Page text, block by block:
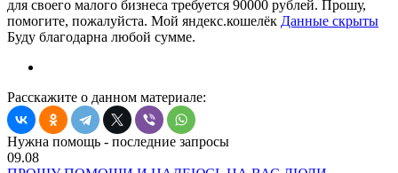
для своего малого бизнеса требуется 90000 рублей. Прошу,
помогите, пожалуйста. Мой яндекс.кошелёк Данные скрыты
Буду благодарна любой сумме.
Расскажите о данном материале:
Нужна помощь - последние запросы
09.08